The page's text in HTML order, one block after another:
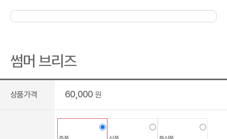
썸머 브리즈
상품가격 60,000 원